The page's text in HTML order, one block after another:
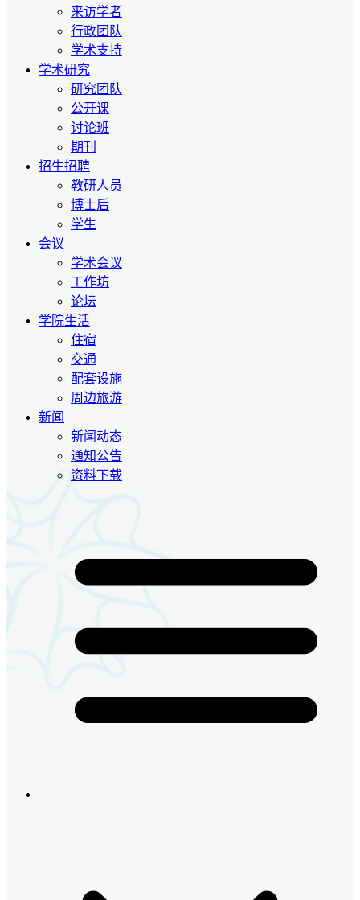
来访学者
行政团队
学术支持
学术研究
研究团队
公开课
讨论班
期刊
招生招聘
教研人员
博士后
学生
会议
学术会议
工作坊
论坛
学院生活
住宿
交通
配套设施
周边旅游
新闻
新闻动态
通知公告
资料下载